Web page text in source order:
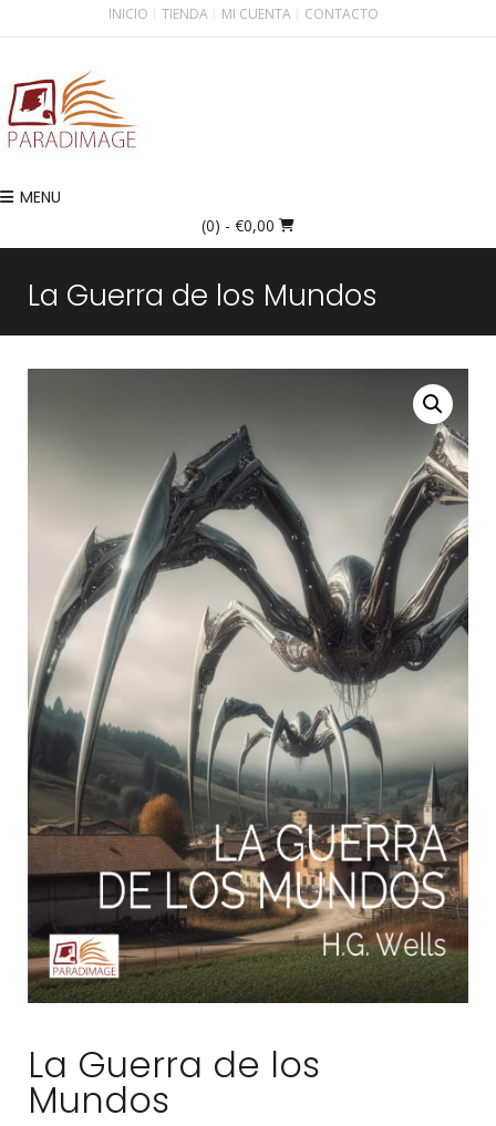
INICIO TIENDA MI CUENTA CONTACTO
MENU
(0) - €0,00
La Guerra de los Mundos
La Guerra de los
Mundos